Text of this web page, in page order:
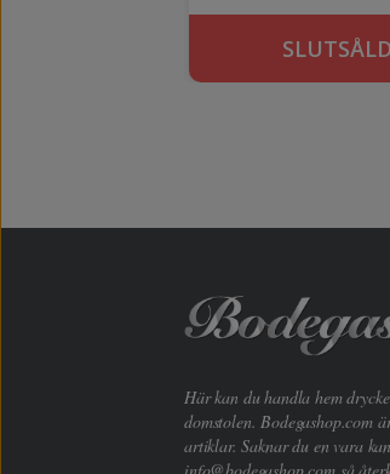
SLUTSÅLD
Här kan du handla hem
domstolen. Bodegashop.com
artiklar. Saknar du en vara